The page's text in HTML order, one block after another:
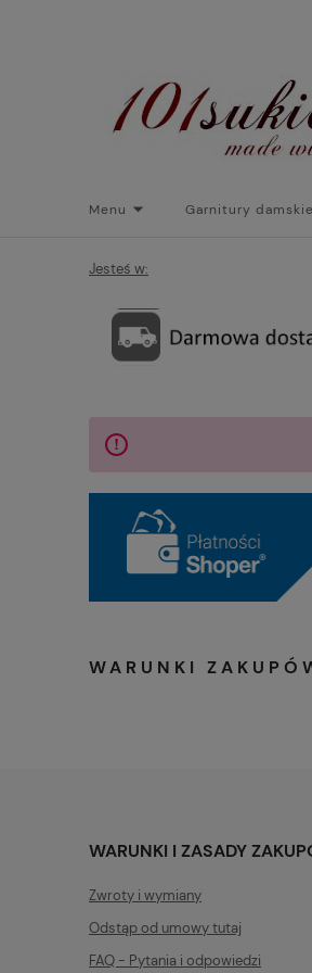
Menu Garnitury damskie
Torebki do sukienek
Jesteś w:
WARUNKI
WARUNKI I ZASADY
Zwroty i wymiany
Odstąp od umowy tutaj
FAQ - Pytania i odpowiedzi